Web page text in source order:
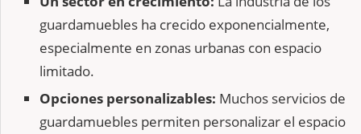
guardamuebles ha crecido exponencialmente,
especialmente en zonas urbanas con espacio
limitado.
Opciones personalizables: Muchos servicios de
guardamuebles permiten personalizar el espacio